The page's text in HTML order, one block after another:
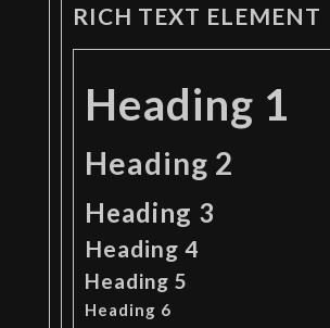
RICH TEXT ELEMENT
Heading 1
Heading 2
Heading 3
Heading 4
Heading 5
Heading 6